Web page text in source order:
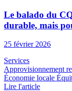
Le balado du
durable, mais
25 février 2026
Services
Approvisionnement
Économie locale
Lire l'article